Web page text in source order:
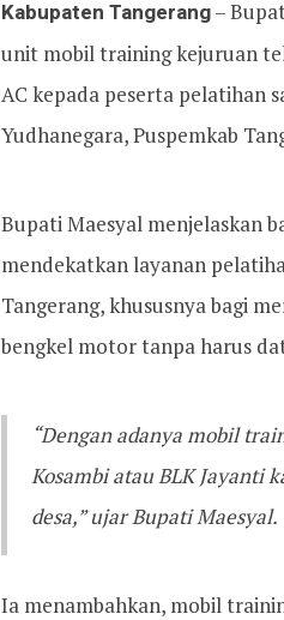
Kabupaten Tangerang–
unit mobil training kejuruan
AC kepada peserta pelatihan
Yudhanegara, Puspemkab
Bupati Maesyal menjelaskan
mendekatkan layanan
Tangerang, khususnya bagi
bengkel motor tanpa harus
“Dengan adanya mobil
Kosambi atau BLK Jayanti
desa,” ujar Bupati Maesyal.
Ia menambahkan, mobil